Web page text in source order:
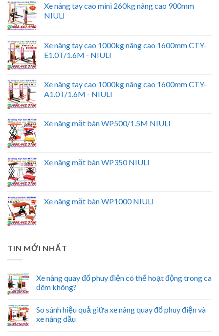
Xe nâng tay cao mini 260kg nâng cao 900mm
NIULI
Xe nâng tay cao 1000kg nâng cao 1600mm CTY-
E1.0T/1.6M - NIULI
Xe nâng tay cao 1000kg nâng cao 1600mm CTY-
A1.0T/1.6M - NIULI
Xe nâng mặt bàn WP500/1.5M NIULI
Xe nâng mặt bàn WP350 NIULI
Xe nâng mặt bàn WP1000 NIULI
TIN MỚI NHẤT
Xe nâng quay đổ phuy điện có thể hoạt động trong ca
đêm không?
So sánh hiệu quả giữa xe nâng quay đổ phuy điện và
xe nâng dầu